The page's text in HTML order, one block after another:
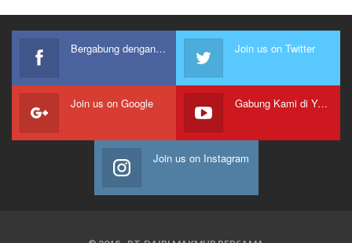
Bergabung dengan kami Join us on Twitter
Join us on Google Gabung Kami di Youtube
Join us on Instagram